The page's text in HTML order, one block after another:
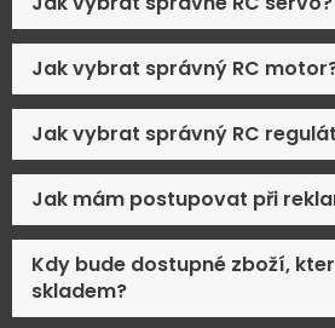
Jak vybrat správný RC
Jak vybrat správný RC
Jak mám postupovat při
Kdy bude dostupné zboží,
skladem?